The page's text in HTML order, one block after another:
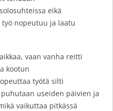
eikä
nopeutuu ja laatu
vaan vanha reitti
kootun
työtä silti
useiden päivien ja
vaikuttaa pitkässä